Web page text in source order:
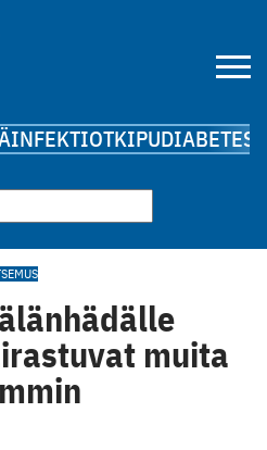
INFEKTIOTKIPUDIABETES
muita